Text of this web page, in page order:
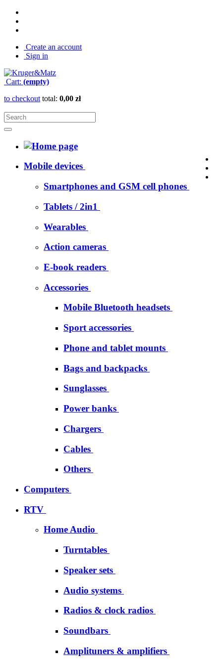
Create an account
Sign in
Cart: (empty)
to checkout total: 0,00 zł
Mobile devices
Smartphones and GSM cell phones
Tablets / 2in1
Wearables
Action cameras
E-book readers
Accessories
Mobile Bluetooth headsets
Sport accessories
Phone and tablet mounts
Bags and backpacks
Sunglasses
Power banks
Chargers
Cables
Others
Computers
RTV
Home Audio
Turntables
Speaker sets
Audio systems
Radios & clock radios
Soundbars
Amplituners & amplifiers